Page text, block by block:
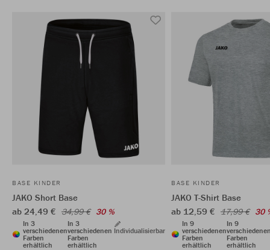
BASE KINDER
JAKO Short Base
ab 24,49 € 34,99 € 30 %
In 3
verschiedenen
Farben
erhältlich
In 3
verschiedenen
Farben
erhältlich
Individualisierbar
BASE KINDER
JAKO T-Shirt Base
ab 12,59 € 17,99 € 30
In 9
verschiedenen
Farben
erhältlich
In 9
Farben
erhältlich